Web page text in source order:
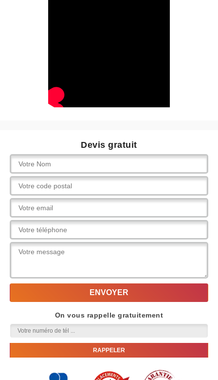
Devis gratuit
On vous rappelle gratuitement